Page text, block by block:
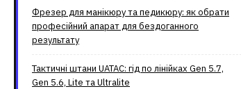
Фрезер для манікюру та педикюру: як обрати
професійний апарат для бездоганного
результату
Тактичні штани UATAC: гід по лінійках Gen 5.7,
Gen 5.6, Lite та Ultralite